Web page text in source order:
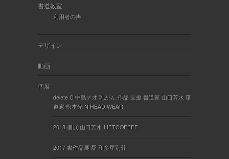
書道教室
利用者の声
デザイン
動画
個展
delete C 中島ナオ 乳がん 作品 支援 書道家 山口芳水 華
道家 松本光 N HEAD WEAR
2018 個展 山口芳水 LIFTCOFFEE
2017 書作品展 愛 和多屋別荘